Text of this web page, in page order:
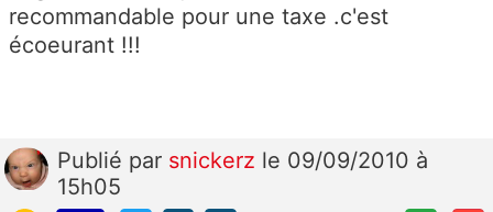
recommandable pour une taxe .c'est
écoeurant !!!
Publié par snickerz le 09/09/2010 à
15h05